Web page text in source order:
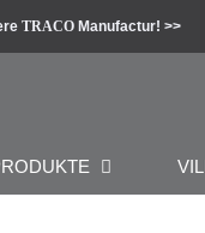
TRACO Manufactur! >>